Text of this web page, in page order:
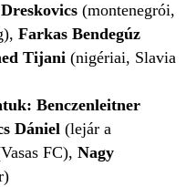
(montenegrói,
Farkas Bendegúz
Tijani (nigériai, Slavia
Benczenleitner
Dániel (lejár a
FC), Nagy